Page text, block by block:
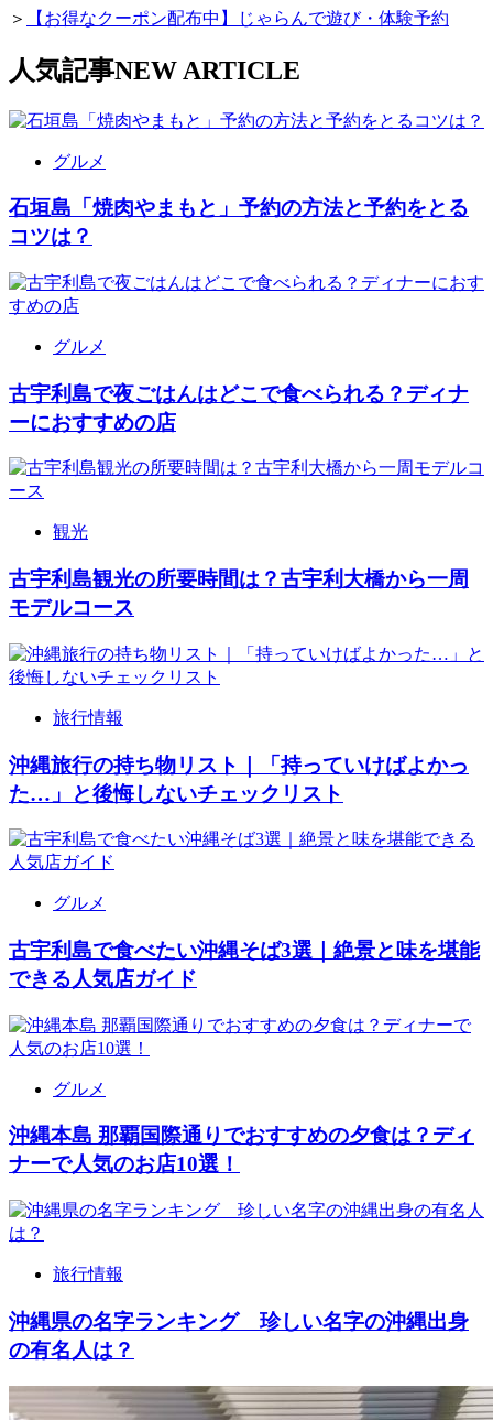
＞ 【お得なクーポン配布中】じゃらんで遊び・体験予約
人気記事NEW ARTICLE
グルメ
石垣島「焼肉やまもと」予約の方法と予約をとる
コツは？
グルメ
古宇利島で夜ごはんはどこで食べられる？ディナ
ーにおすすめの店
観光
古宇利島観光の所要時間は？古宇利大橋から一周
モデルコース
旅行情報
沖縄旅行の持ち物リスト｜「持っていけばよかっ
た…」と後悔しないチェックリスト
グルメ
古宇利島で食べたい沖縄そば3選｜絶景と味を堪能
できる人気店ガイド
グルメ
沖縄本島 那覇国際通りでおすすめの夕食は？ディ
ナーで人気のお店10選！
旅行情報
沖縄県の名字ランキング 珍しい名字の沖縄出身
の有名人は？